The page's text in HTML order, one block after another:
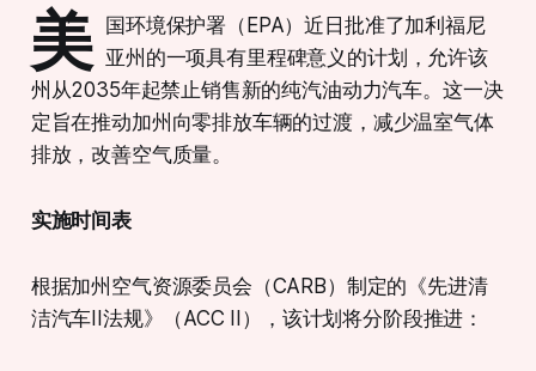
美
国环境保护署（EPA）近日批准了加利福尼
亚州的一项具有里程碑意义的计划，允许该
州从2035年起禁止销售新的纯汽油动力汽车。这一决
定旨在推动加州向零排放车辆的过渡，减少温室气体
排放，改善空气质量。
实施时间表
根据加州空气资源委员会（CARB）制定的《先进清
洁汽车II法规》（ACC II），该计划将分阶段推进：